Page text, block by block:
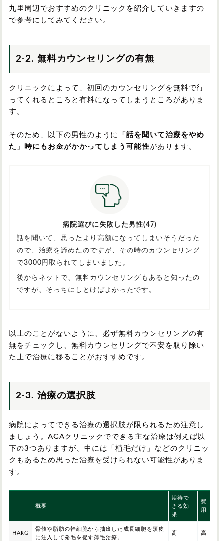
九里周辺でおすすめのクリニックを紹介していきますの
で参考にしてみてください。
2-2. 無料カウンセリングの有無
クリニックによって、初回のカウンセリングを無料で行
ってくれるところと有料になってしまうところがありま
す。
そのため、以下の男性のように
「話を聞いて治療をやめ
た」時にもお金がかかってしまう可能性があります。
病院選びに失敗した男性(47)
話を聞いて、思ったより高額になってしまいそうだった
ので、治療を諦めたのですが、その時のカウンセリング
で3000円取られてしまいました。
後からネットで、無料カウンセリングもあると知ったの
ですが、そっちにしとけばよかったです。
以上のことがないように、必ず無料カウンセリングの有
無をチェックし、無料カウンセリングで不安を取り除い
た上で治療に移ることがおすすめです。
2-3. 治療の選択肢
病院によってできる治療の選択肢が限られるため注意し
ましょう。AGAクリニックでできる主な治療は例えば以
下の3つありますが、中には「植毛だけ」などのクリニッ
クもあるため思った治療を受けられない可能性がありま
す。
概要
期待で
きる効
果
費
用
HARG
骨髄や脂肪の幹細胞から抽出した成長細胞を頭皮
に注入して発毛を促す薄毛治療。
高 高